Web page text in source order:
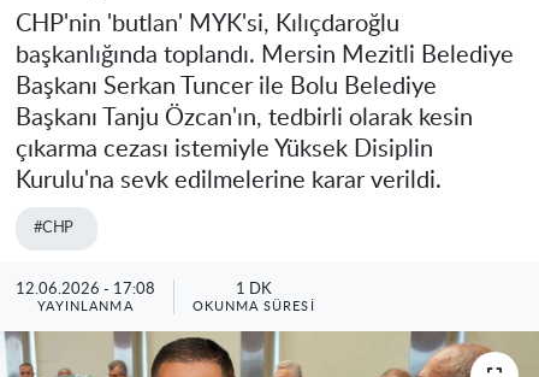
CHP'nin 'butlan' MYK'si, Kılıçdaroğlu
başkanlığında toplandı. Mersin Mezitli Belediye
Başkanı Serkan Tuncer ile Bolu Belediye
Başkanı Tanju Özcan'ın, tedbirli olarak kesin
çıkarma cezası istemiyle Yüksek Disiplin
Kurulu'na sevk edilmelerine karar verildi.
#CHP
12.06.2026 - 17:08
YAYINLANMA
1 DK
OKUNMA SÜRESI
Soma
Resmi İlanlar
Son Dakika Haberleri
Haber Arşivi